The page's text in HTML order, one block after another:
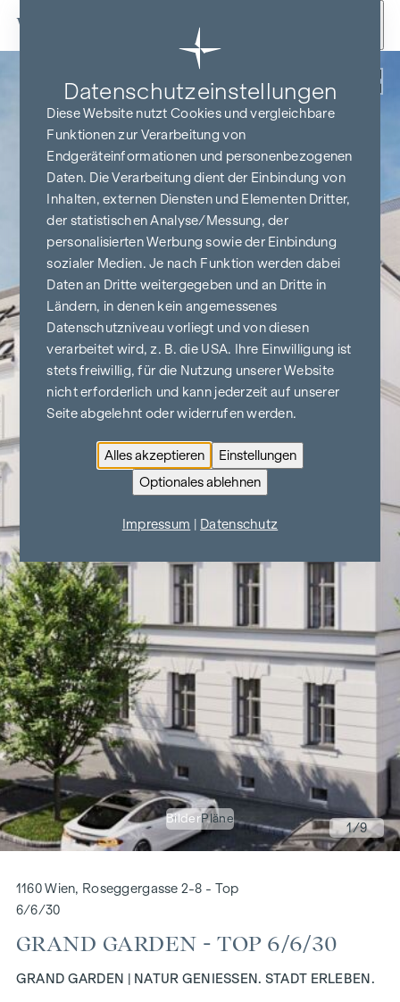
Zum Inhalt springen
BilderPläne
1/9
1160 Wien, Roseggergasse 2-8 - Top
6/6/30
GRAND GARDEN - TOP 6/6/30
GRAND GARDEN | NATUR GENIESSEN. STADT ERLEBEN.
Datenschutz­einstellungen
Diese Website nutzt Cookies und vergleichbare
Funktionen zur Verarbeitung von
Endgeräteinformationen und personenbezogenen
Daten. Die Verarbeitung dient der Einbindung von
Inhalten, externen Diensten und Elementen Dritter,
der statistischen Analyse/Messung, der
personalisierten Werbung sowie der Einbindung
sozialer Medien. Je nach Funktion werden dabei
Daten an Dritte weitergegeben und an Dritte in
Ländern, in denen kein angemessenes
Datenschutzniveau vorliegt und von diesen
verarbeitet wird, z. B. die USA. Ihre Einwilligung ist
stets freiwillig, für die Nutzung unserer Website
nicht erforderlich und kann jederzeit auf unserer
Seite abgelehnt oder widerrufen werden.
Alles akzeptieren
Einstellungen
Optionales ablehnen
Impressum Datenschutz